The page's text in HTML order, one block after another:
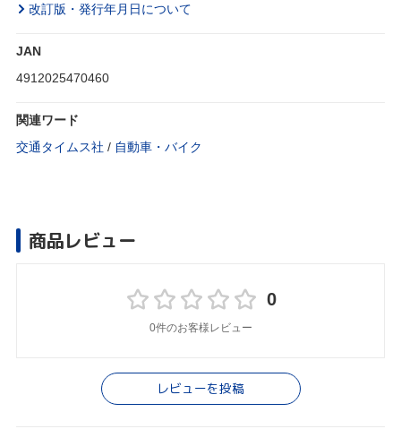
改訂版・発行年月日について
JAN
4912025470460
関連ワード
交通タイムス社 / 自動車・バイク
商品レビュー
0
0件のお客様レビュー
レビューを投稿